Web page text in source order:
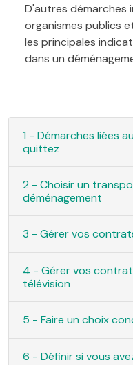
D'autres
organismes publics
les principales
dans un
1 - Démarches liées
quittez
2 - Choisir un
déménagement
3 - Gérer vos
4 - Gérer vos
télévision
5 - Faire un choix
6 - Définir si vous